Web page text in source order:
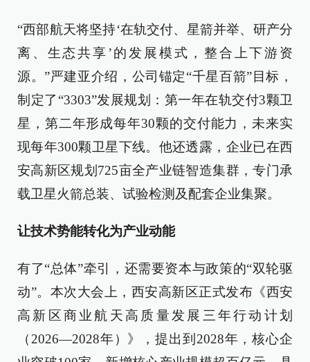
“西部航天将坚持‘在轨交付、星箭并举、研产分
离、生态共享’的发展模式，整合上下游资
源。”严建亚介绍，公司锚定“千星百箭”目标，
制定了“3303”发展规划：第一年在轨交付3颗卫
星，第二年形成每年30颗的交付能力，未来实
现每年300颗卫星下线。他还透露，企业已在西
安高新区规划725亩全产业链智造集群，专门承
载卫星火箭总装、试验检测及配套企业集聚。
让技术势能转化为产业动能
有了“总体”牵引，还需要资本与政策的“双轮驱
动”。本次大会上，西安高新区正式发布《西安
高新区商业航天高质量发展三年行动计划
（2026—2028年）》，提出到2028年，核心企